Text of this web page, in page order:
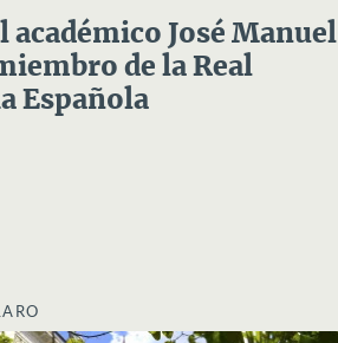
académico José Manuel
de la Real
Española